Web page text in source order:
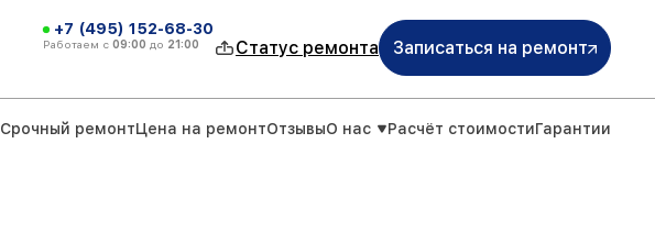
+7 (495) 152-68-30
Работаем с 09:00 до 21:00 Статус ремонта Записаться на ремонт
Срочный ремонтЦена на ремонтОтзывыО нас Расчёт стоимостиГарантии